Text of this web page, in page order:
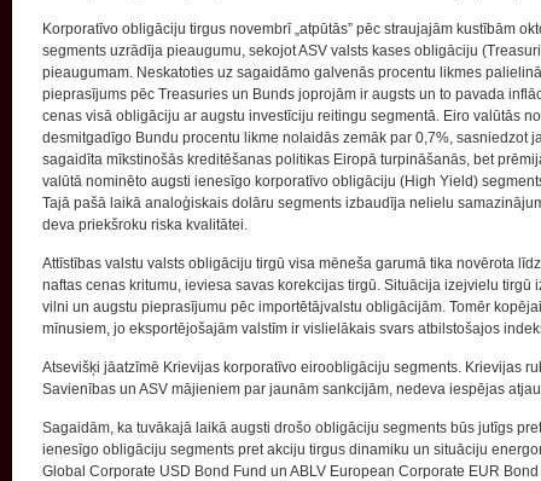
Korporatīvo obligāciju tirgus novembrī „atpūtās” pēc straujajām kustībām
segments uzrādīja pieaugumu, sekojot ASV valsts kases obligāciju
pieaugumam. Neskatoties uz sagaidāmo galvenās procentu likmes
pieprasījums pēc Treasuries un Bunds joprojām ir augsts un to pavada
cenas visā obligāciju ar augstu investīciju reitingu segmentā. Eiro valūtās
desmitgadīgo Bundu procentu likme nolaidās zemāk par 0,7%, sasniedzot
sagaidīta mīkstinošās kreditēšanas politikas Eiropā turpināšanās, bet
valūtā nominēto augsti ienesīgo korporatīvo obligāciju (High Yield)
Tajā pašā laikā analoģiskais dolāru segments izbaudīja nelielu
deva priekšroku riska kvalitātei.
Attīstības valstu valsts obligāciju tirgū visa mēneša garumā tika novērota
naftas cenas kritumu, ieviesa savas korekcijas tirgū. Situācija izejvielu
vilni un augstu pieprasījumu pēc importētājvalstu obligācijām. Tomēr
mīnusiem, jo eksportējošajām valstīm ir vislielākais svars atbilstošajos
Atsevišķi jāatzīmē Krievijas korporatīvo eiroobligāciju segments. Krievijas
Savienības un ASV mājieniem par jaunām sankcijām, nedeva iespējas
Sagaidām, ka tuvākajā laikā augsti drošo obligāciju segments būs jutīgs
ienesīgo obligāciju segments pret akciju tirgus dinamiku un situāciju
Global Corporate USD Bond Fund un ABLV European Corporate EUR